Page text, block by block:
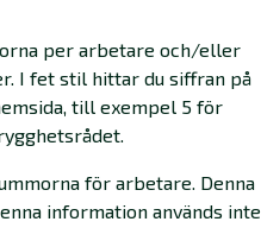
per arbetare och/eller
I fet stil hittar du siffran på
till exempel 5 för
för arbetare. Denna
information används inte